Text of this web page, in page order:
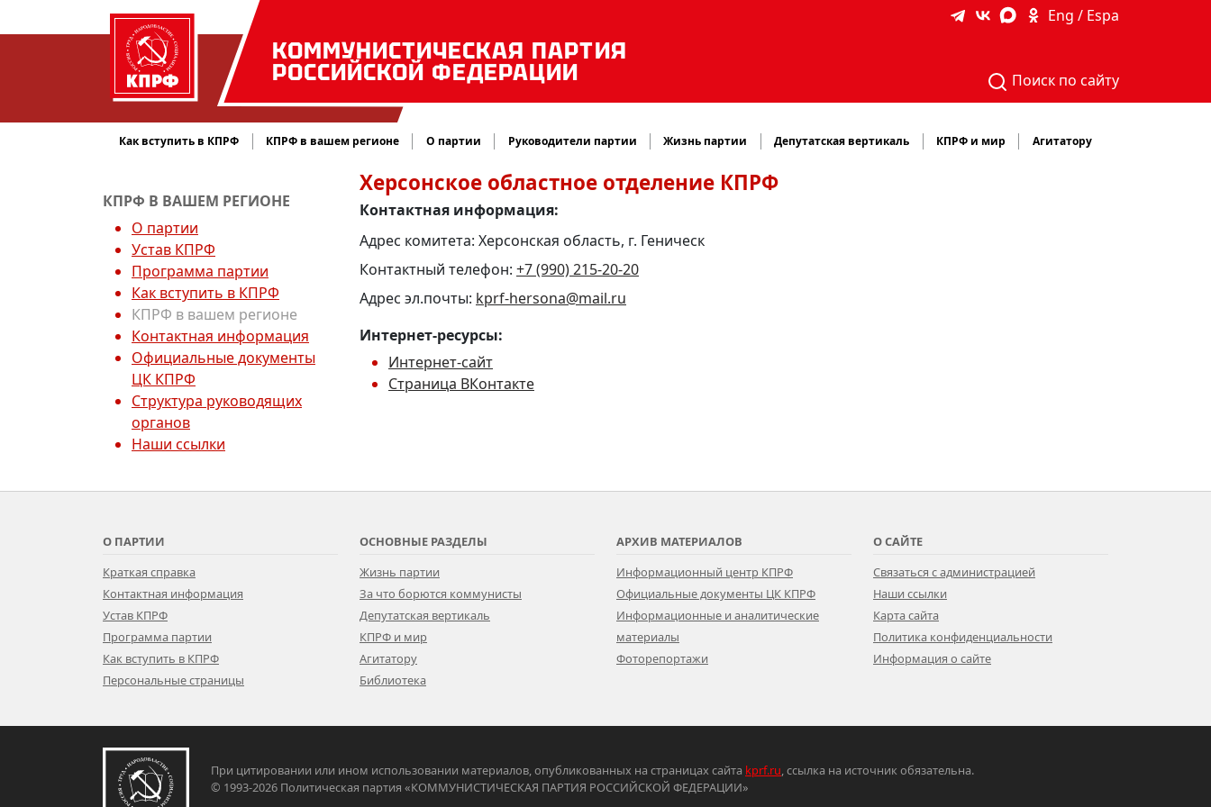
КОММУНИСТИЧЕСКАЯ ПАРТИЯ
РОССИЙСКОЙ ФЕДЕРАЦИИ
Eng / Espa
Поиск по сайту
Как вступить в КПРФ КПРФ в вашем регионе О партии Руководители партии Жизнь партии Депутатская вертикаль КПРФ и мир Агитатору
КПРФ В ВАШЕМ РЕГИОНЕ
О партии
Устав КПРФ
Программа партии
Как вступить в КПРФ
КПРФ в вашем регионе
Контактная информация
Официальные документы
ЦК КПРФ
Структура руководящих
органов
Наши ссылки
Херсонское областное отделение КПРФ
Контактная информация:
Адрес комитета: Херсонская область, г. Геническ
Контактный телефон: +7 (990) 215-20-20
Адрес эл.почты: kprf-hersona@mail.ru
Интернет-ресурсы:
Интернет-сайт
Страница ВКонтакте
О ПАРТИИ
Краткая справка
Контактная информация
Устав КПРФ
Программа партии
Как вступить в КПРФ
Персональные страницы
ОСНОВНЫЕ РАЗДЕЛЫ
Жизнь партии
За что борются коммунисты
Депутатская вертикаль
КПРФ и мир
Агитатору
Библиотека
АРХИВ МАТЕРИАЛОВ
Информационный центр КПРФ
Официальные документы ЦК КПРФ
Информационные и аналитические
материалы
Фоторепортажи
О САЙТЕ
Связаться с администрацией
Наши ссылки
Карта сайта
Политика конфиденциальности
Информация о сайте
При цитировании или ином использовании материалов, опубликованных на страницах сайта kprf.ru, ссылка на источник обязательна.
© 1993-2026 Политическая партия «КОММУНИСТИЧЕСКАЯ ПАРТИЯ РОССИЙСКОЙ ФЕДЕРАЦИИ»